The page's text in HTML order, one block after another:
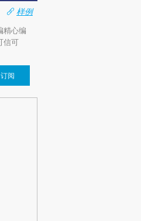
样例
精心编
信可
订阅